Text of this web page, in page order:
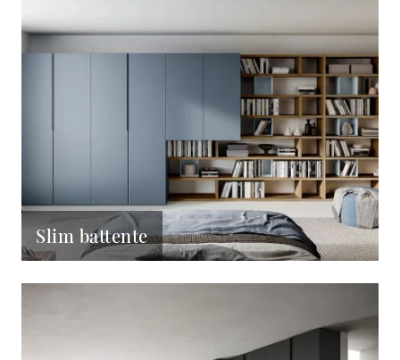
Slim battente